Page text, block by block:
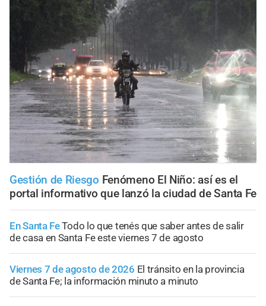
Gestión de Riesgo Fenómeno El Niño: así es el
portal informativo que lanzó la ciudad de Santa Fe
En Santa FeTodo lo que tenés que saber antes de salir
de casa en Santa Fe este viernes 7 de agosto
Viernes 7 de agosto de 2026 El tránsito en la provincia
de Santa Fe; la información minuto a minuto